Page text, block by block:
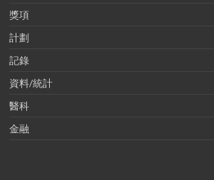
獎項
計劃
記錄
資料/統計
醫科
金融